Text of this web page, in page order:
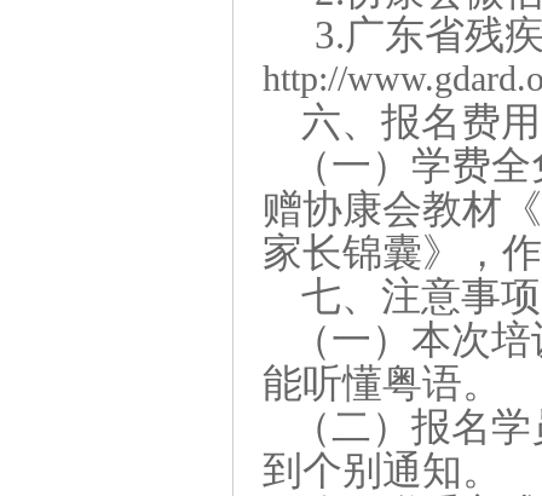
3.广东省残
http://
六、报名费
（一）学费全
赠协康会教材
家长锦囊》，
七、注意事
（一）本次培
能听懂粤语。
（二）报名学
到个别通知。